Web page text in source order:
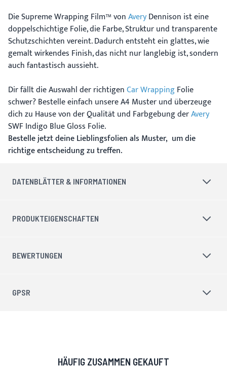
Die Supreme Wrapping Film™ vonAveryDennison ist eine
doppelschichtige Folie, die Farbe, Struktur und transparente
Schutzschichten vereint. Dadurch entsteht ein glattes, wie
gemalt wirkendes Finish, das nicht nur langlebig ist, sondern
auch fantastisch aussieht.
Dir fällt die Auswahl der richtigenCar WrappingFolie
schwer? Bestelle einfach unsere A4 Muster und überzeuge
dich zu Hause von der Qualität und Farbgebung derAvery
SWF Indigo Blue Gloss Folie.
Bestelle jetzt deine Lieblingsfolien als Muster, um die
richtige entscheidung zu treffen.
DATENBLÄTTER & INFORMATIONEN
PRODUKTEIGENSCHAFTEN
BEWERTUNGEN
GPSR
HÄUFIG ZUSAMMEN GEKAUFT